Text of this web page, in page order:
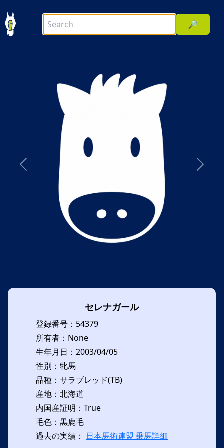
🔎
前へ 次へ
セレナガール
登録番号：54379
所有者：None
生年月日：2003/04/05
性別：牝馬
品種：サラブレッド(TB)
産地：北海道
内国産証明：True
毛色：黒鹿毛
過去の実績： 日本馬術連盟 乗馬詳細